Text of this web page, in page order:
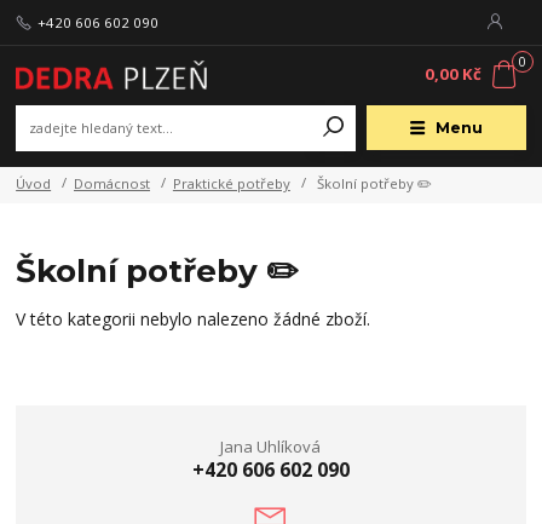
Menu
+420 606 602 090
0
0,00 Kč
Úvod Domácnost Praktické potřeby Školní potřeby ✏️
Školní potřeby ✏️
V této kategorii nebylo nalezeno žádné zboží.
Jana Uhlíková
+420 606 602 090